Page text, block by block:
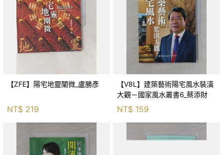
【ZFE】陽宅地靈闡微_盧勝彥
NT$ 219
【V8L】建築藝術陽宅風水裝潢
大觀－國家風水叢書6_蔡添財
NT$ 159